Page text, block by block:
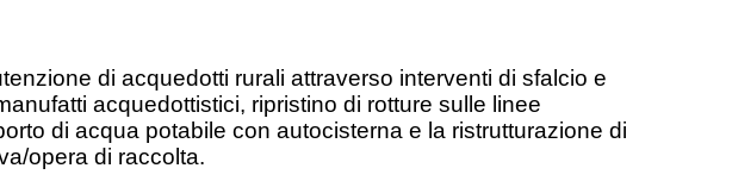
di acquedotti rurali attraverso interventi di sfalcio e
acquedottistici, ripristino di rotture sulle linee
di acqua potabile con autocisterna e la ristrutturazione di
opera di raccolta.